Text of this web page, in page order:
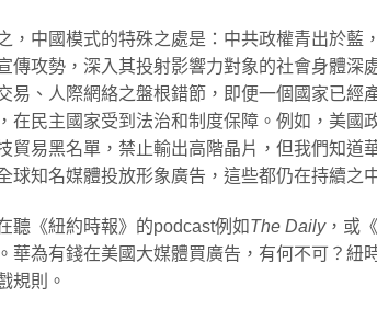
，中國模式的特殊之處是：中共政權青出於藍
傳攻勢，深入其投射影響力對象的社會身體
易、人際網絡之盤根錯節，即便一個國家已經
在民主國家受到法治和制度保障。例如，美國
貿易黑名單，禁止輸出高階晶片，但我們知道
球知名媒體投放形象廣告，這些都仍在持續之
聽《紐約時報》的podcast例如The Daily，或
華為有錢在美國大媒體買廣告，有何不可？紐
規則。